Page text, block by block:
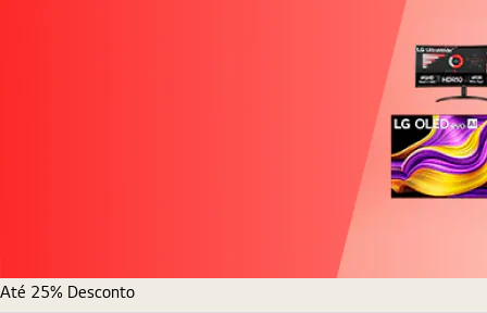
Até 25% Desconto